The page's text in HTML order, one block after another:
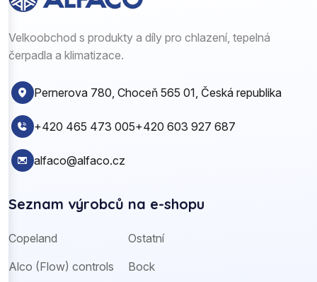
Velkoobchod s produkty a díly pro chlazení, tepelná
čerpadla a klimatizace.
Pernerova 780, Choceň 565 01, Česká republika
+420 465 473 005+420 603 927 687
alfaco@alfaco.cz
Seznam výrobců na e-shopu
Copeland
Alco (Flow) controls
Ostatní
Bock